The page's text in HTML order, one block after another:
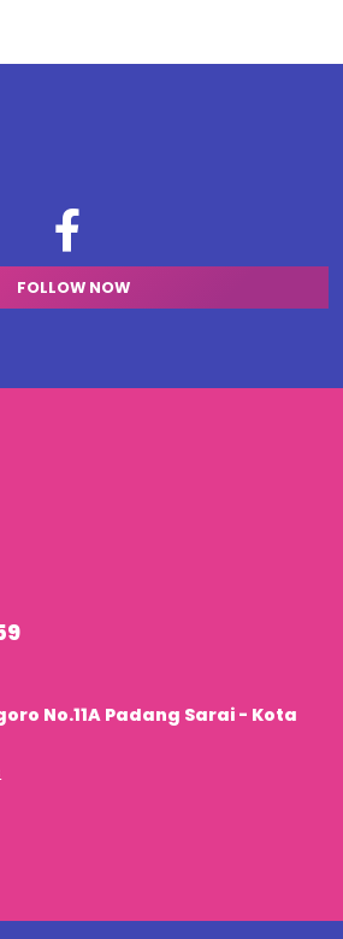
FOLLOW NOW
No.11A Padang Sarai - Kota